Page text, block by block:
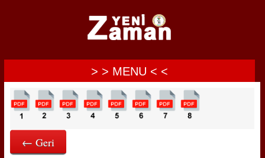
> > MENU < <
← Geri